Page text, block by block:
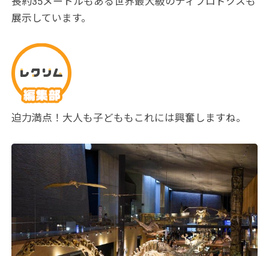
展示しています。
迫力満点！大人も子どももこれには興奮しますね。